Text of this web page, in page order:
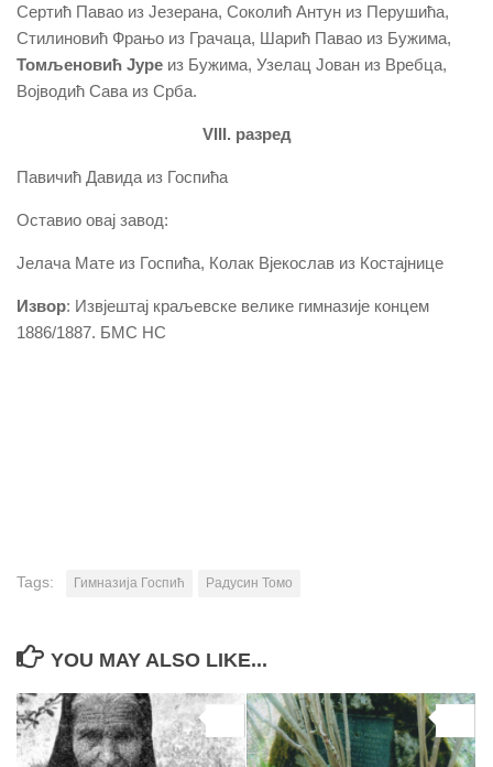
Сертић Павао из Језерана, Соколић Антун из Перушића,
Стилиновић Фрањо из Грачаца, Шарић Павао из Бужима,
Томљеновић Јуре из Бужима, Узелац Јован из Вребца,
Војводић Сава из Срба.
VIII. разред
Павичић Давида из Госпића
Оставио овај завод:
Јелача Мате из Госпића, Колак Вјекослав из Костајнице
Извор: Извјештај краљевске велике гимназије концем
1886/1887. БМС НС
Tags: Гимназија Госпић Радусин Томо
YOU MAY ALSO LIKE...